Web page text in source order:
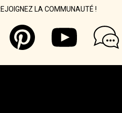
LA COMMUNAUTÉ !